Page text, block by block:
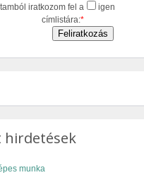
iratkozom fel a
címlistára:*
igen
hirdetések
munka